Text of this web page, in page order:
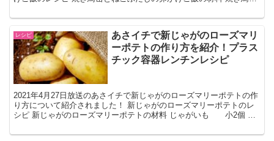
レシピ
あさイチで新じゃがのローズマリ
ーポテトの作り方を紹介！プラス
チック容器レンチンレシピ
2021年4月27日放送のあさイチで新じゃがのローズマリーポテトの作
り方について紹介されました！ 新じゃがのローズマリーポテトのレ
シピ 新じゃがのローズマリーポテトの材料 じゃがいも 小2個 粉